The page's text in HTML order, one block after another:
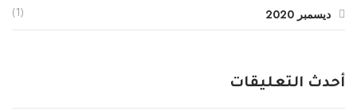
ديسمبر 2020 (1)
أحدث التعليقات